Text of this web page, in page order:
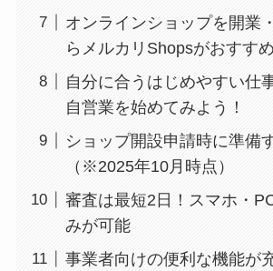
オンラインショップを開業
らメルカリShopsがおすすめ
自分に合うはじめやすい仕
自営業を始めてみよう！
ショップ開設申請時に準備
（※2025年10月時点）
審査は最短2日！スマホ・
みが可能
事業者向けの便利な機能が